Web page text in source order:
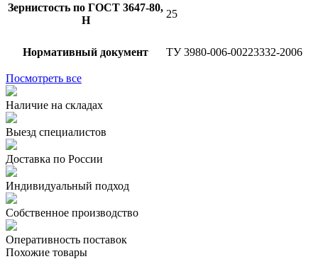
Зернистость по ГОСТ 3647-80,
Н
25
Нормативный документ ТУ 3980-006-00223332-2006
Посмотреть все
Наличие на складах
Выезд специалистов
Доставка по России
Индивидуальный подход
Собственное производство
Оперативность поставок
Похожие товары